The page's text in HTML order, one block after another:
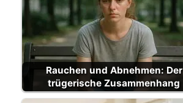
Rauchen und Abnehmen: Der
trügerische Zusammenhang